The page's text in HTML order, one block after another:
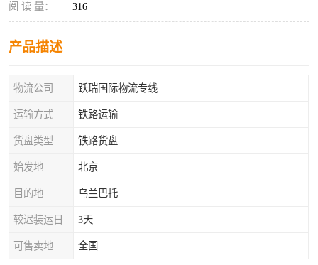
阅 读 量： 316
产品描述
物流公司 跃瑞国际物流专线
运输方式 铁路运输
货盘类型 铁路货盘
始发地 北京
目的地 乌兰巴托
较迟装运日 3天
可售卖地 全国